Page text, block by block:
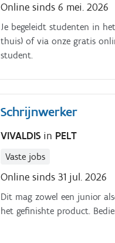
Online sinds 6 mei. 2026
Je begeleidt studenten in
thuis) of via onze gratis
student.
Schrijnwerker
VIVALDIS in PELT
Vaste jobs
Online sinds 31 jul. 2026
Dit mag zowel een junior
het gefinishte product.